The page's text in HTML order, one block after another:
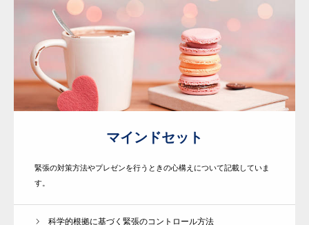
マインドセット
緊張の対策方法やプレゼンを行うときの心構えについて記載していま
す。
科学的根拠に基づく緊張のコントロール方法